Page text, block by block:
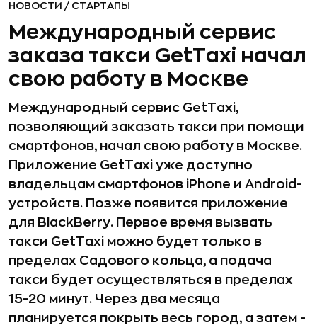
НОВОСТИ / СТАРТАПЫ
Международный сервис
заказа такси GetTaxi начал
свою работу в Москве
Международный сервис GetTaxi,
позволяющий заказать такси при помощи
смартфонов, начал свою работу в Москве.
Приложение GetTaxi уже доступно
владельцам смартфонов iPhone и Android-
устройств. Позже появится приложение
для BlackBerry. Первое время вызвать
такси GetTaxi можно будет только в
пределах Садового кольца, а подача
такси будет осуществляться в пределах
15-20 минут. Через два месяца
планируется покрыть весь город, а затем -